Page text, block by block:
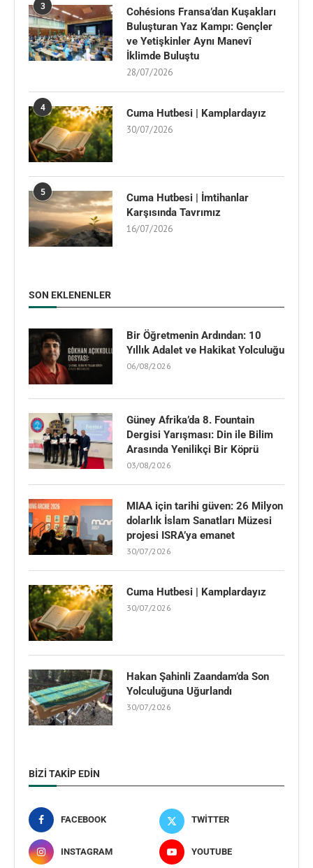
3
Cohésions Fransa’dan Kuşakları
Buluşturan Yaz Kampı: Gençler
ve Yetişkinler Aynı Manevî
İklimde Buluştu
28/07/2026
4 Cuma Hutbesi | Kamplardayız
30/07/2026
5
Cuma Hutbesi | İmtihanlar
Karşısında Tavrımız
16/07/2026
SON EKLENENLER
Bir Öğretmenin Ardından: 10
Yıllık Adalet ve Hakikat Yolculuğu
06/08/2026
Güney Afrika’da 8. Fountain
Dergisi Yarışması: Din ile Bilim
Arasında Yenilikçi Bir Köprü
03/08/2026
MIAA için tarihi güven: 26 Milyon
dolarlık İslam Sanatları Müzesi
projesi ISRA’ya emanet
30/07/2026
Cuma Hutbesi | Kamplardayız
30/07/2026
Hakan Şahinli Zaandam’da Son
Yolculuğuna Uğurlandı
30/07/2026
BIZI TAKIP EDIN
FACEBOOK TWITTER
INSTAGRAM YOUTUBE